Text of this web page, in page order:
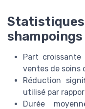
Part croissante
ventes de soins
Réduction
utilisé par
Durée